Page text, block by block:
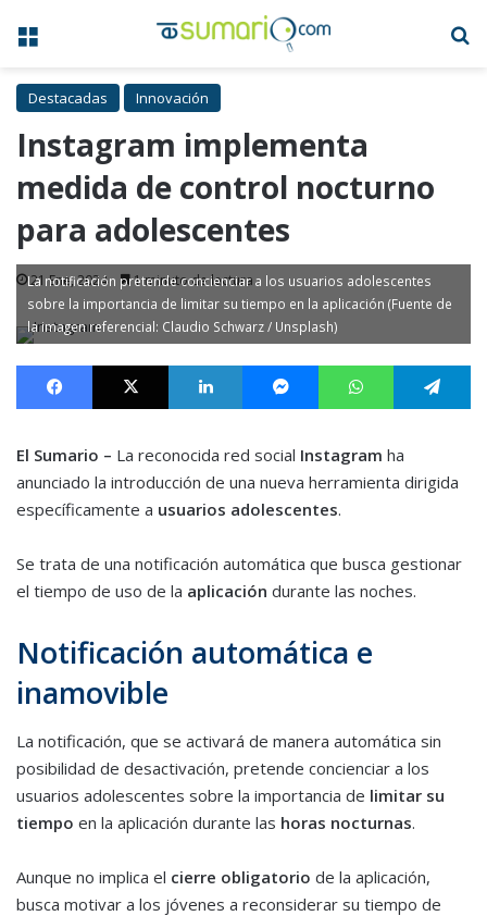
Menú
Destacadas Innovación
Instagram implementa
medida de control nocturno
para adolescentes
21 Ene, 2024 1 minuto de lectura
La notificación pretende concienciar a los usuarios adolescentes
sobre la importancia de limitar su tiempo en la aplicación (Fuente de
la imagen referencial: Claudio Schwarz / Unsplash)
Facebook X LinkedIn MessengerWhatsApp
El Sumario – La reconocida red social Instagram ha
anunciado la introducción de una nueva herramienta dirigida
específicamente a usuarios adolescentes.
Se trata de una notificación automática que busca gestionar
el tiempo de uso de la aplicación durante las noches.
Notificación automática e
inamovible
La notificación, que se activará de manera automática sin
posibilidad de desactivación, pretende concienciar a los
usuarios adolescentes sobre la importancia de limitar su
tiempo en la aplicación durante las horas nocturnas.
Aunque no implica el cierre obligatorio de la aplicación,
busca motivar a los jóvenes a reconsiderar su tiempo de